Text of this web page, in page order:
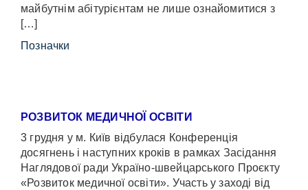
майбутнім абітурієнтам не лише ознайомитися з
[…]
Позначки
РОЗВИТОК МЕДИЧНОЇ ОСВІТИ
3 грудня у м. Київ відбулася Конференція
досягнень і наступних кроків в рамках Засідання
Наглядової ради Україно-швейцарського Проєкту
«Розвиток медичної освіти». Участь у заході від